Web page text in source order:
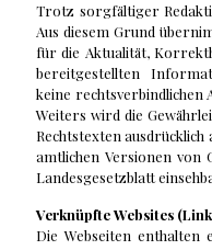
Trotz sorgfältiger
Aus diesem Grund
für die Aktualität,
bereitgestellten
keine rechtsverbindlichen
Weiters wird die
Rechtstexten ausdrücklich
amtlichen Versionen von
Landesgesetzblatt
Verknüpfte Websites
Die Webseiten enthalten